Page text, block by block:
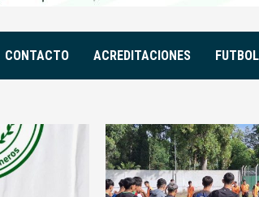
CONTACTO ACREDITACIONES FUTBOL